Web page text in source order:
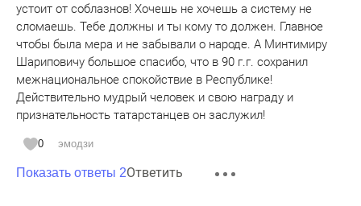
устоит от соблазнов! Хочешь не хочешь а систему не
сломаешь. Тебе должны и ты кому то должен. Главное
чтобы была мера и не забывали о народе. А Минтимиру
Шариповичу большое спасибо, что в 90 г.г. сохранил
межнациональное спокойствие в Республике!
Действительно мудрый человек и свою награду и
признательность татарстанцев он заслужил!
0 эмодзи
Показать ответы 2Ответить